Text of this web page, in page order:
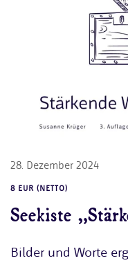
28. Dezember 2024
8 EUR (NETTO)
Seekiste
Bilder und Worte